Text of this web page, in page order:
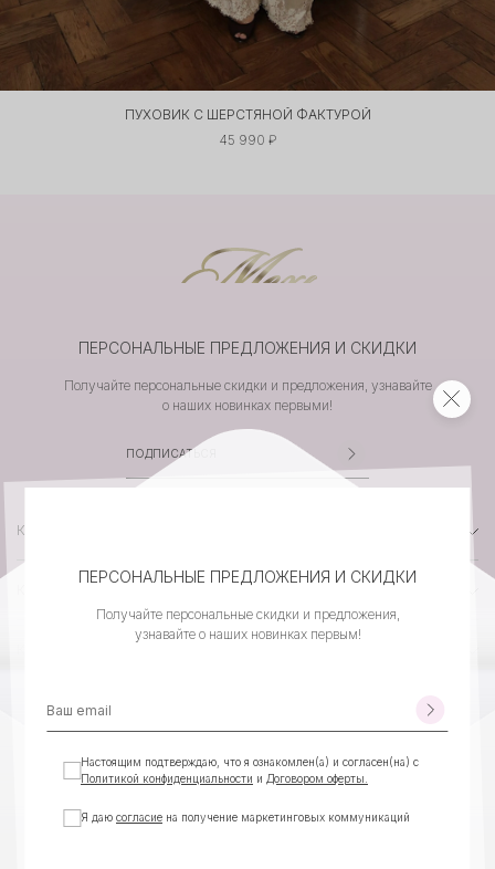
ПУХОВИК С ШЕРСТЯНОЙ ФАКТУРОЙ
45 990 ₽
ПЕРСОНАЛЬНЫЕ ПРЕДЛОЖЕНИЯ И СКИДКИ
Получайте персональные скидки и предложения, узнавайте
о наших новинках первыми!
КАТАЛОГ
КОНТАКТЫ
ПЕРСОНАЛЬНЫЕ ПРЕДЛОЖЕНИЯ И СКИДКИ
Получайте персональные скидки и предложения,
узнавайте о наших новинках первым!
Настоящим подтверждаю, что я ознакомлен(а) и согласен(на) с
Политикой конфиденциальности и Договором оферты.
Я даю согласие на получение маркетинговых коммуникаций